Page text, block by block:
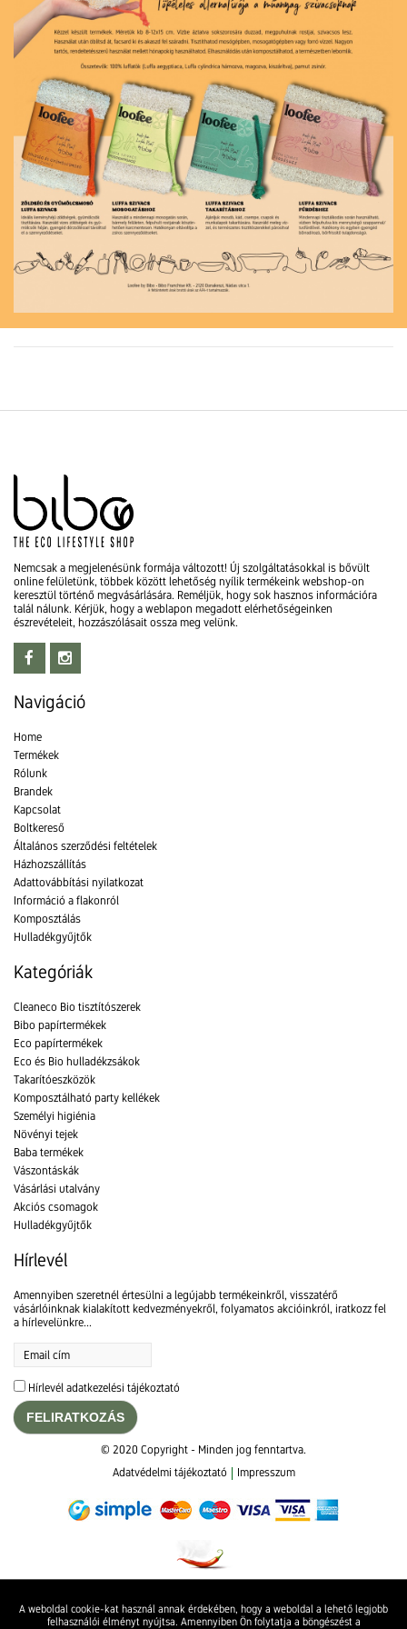
Nemcsak a megjelenésünk formája változott! Új szolgáltatásokkal is bővült
online felületünk, többek között lehetőség nyílik termékeink webshop-on
keresztül történő megvásárlására. Reméljük, hogy sok hasznos információra
talál nálunk. Kérjük, hogy a weblapon megadott elérhetőségeinken
észrevételeit, hozzászólásait ossza meg velünk.
Navigáció
Home
Termékek
Rólunk
Brandek
Kapcsolat
Boltkereső
Általános szerződési feltételek
Házhozszállítás
Adattovábbítási nyilatkozat
Információ a flakonról
Komposztálás
Hulladékgyűjtők
Kategóriák
Cleaneco Bio tisztítószerek
Bibo papírtermékek
Eco papírtermékek
Eco és Bio hulladékzsákok
Takarítóeszközök
Komposztálható party kellékek
Személyi higiénia
Növényi tejek
Baba termékek
Vászontáskák
Vásárlási utalvány
Akciós csomagok
Hulladékgyűjtők
Hírlevél
Amennyiben szeretnél értesülni a legújabb termékeinkről, visszatérő
vásárlóinknak kialakított kedvezményekről, folyamatos akcióinkról, iratkozz fel
a hírlevelünkre...
Hírlevél adatkezelési tájékoztató
FELIRATKOZÁS
© 2020 Copyright - Minden jog fenntartva.
Adatvédelmi tájékoztató
Impresszum
A weboldal cookie-kat használ annak érdekében, hogy a weboldal a lehető legjobb
felhasználói élményt nyújtsa. Amennyiben Ön folytatja a böngészést a